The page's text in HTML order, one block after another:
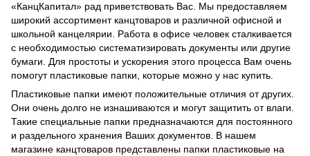
«КанцКапитал» рад приветствовать Вас. Мы предоставляем
широкий ассортимент канцтоваров и различной офисной и
школьной канцелярии. Работа в офисе человек сталкивается
с необходимостью систематизировать документы или другие
бумаги. Для простоты и ускорения этого процесса Вам очень
помогут пластиковые папки, которые можно у нас купить.
Пластиковые папки имеют положительные отличия от других.
Они очень долго не изнашиваются и могут защитить от влаги.
Такие специальные папки предназначаются для постоянного
и раздельного хранения Ваших документов. В нашем
магазине канцтоваров представлены папки пластиковые на